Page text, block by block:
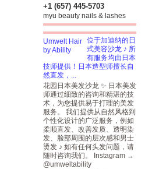
+1 (657) 445-5703
myu beauty nails & lashes
位于加迪纳的日
式美容沙龙 ♪ 所
有服务均由日本
技师提供！日本造型师擅长自
然直发，...
花园日本美发沙龙 ✨ 日本美发
师通过细致的咨询和精湛的技
术，为您提供易于打理的美发
服务。 我们提供从自然风格到
个性化设计的广泛服务，例如
柔顺直发、改善发质、透明染
发、脸部周围的层次感和男士
烫发 ♪ 如有任何头发问题，请
随时咨询我们。 Instagram →
@umweltability